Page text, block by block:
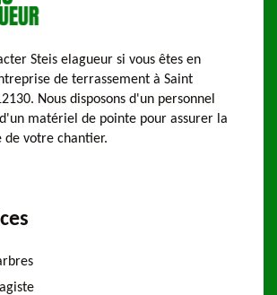
Steis elagueur si vous êtes en
de terrassement à Saint
Nous disposons d'un personnel
matériel de pointe pour assurer la
de votre chantier.